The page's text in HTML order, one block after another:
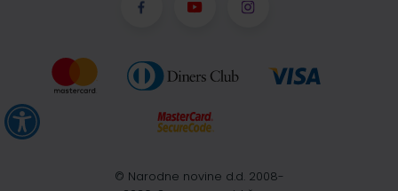
© Narodne novine d.d. 2008-